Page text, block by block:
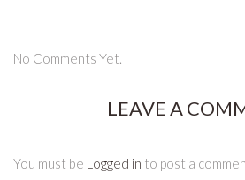
No Comments Yet.
LEAVE A
You must be Logged in to post a